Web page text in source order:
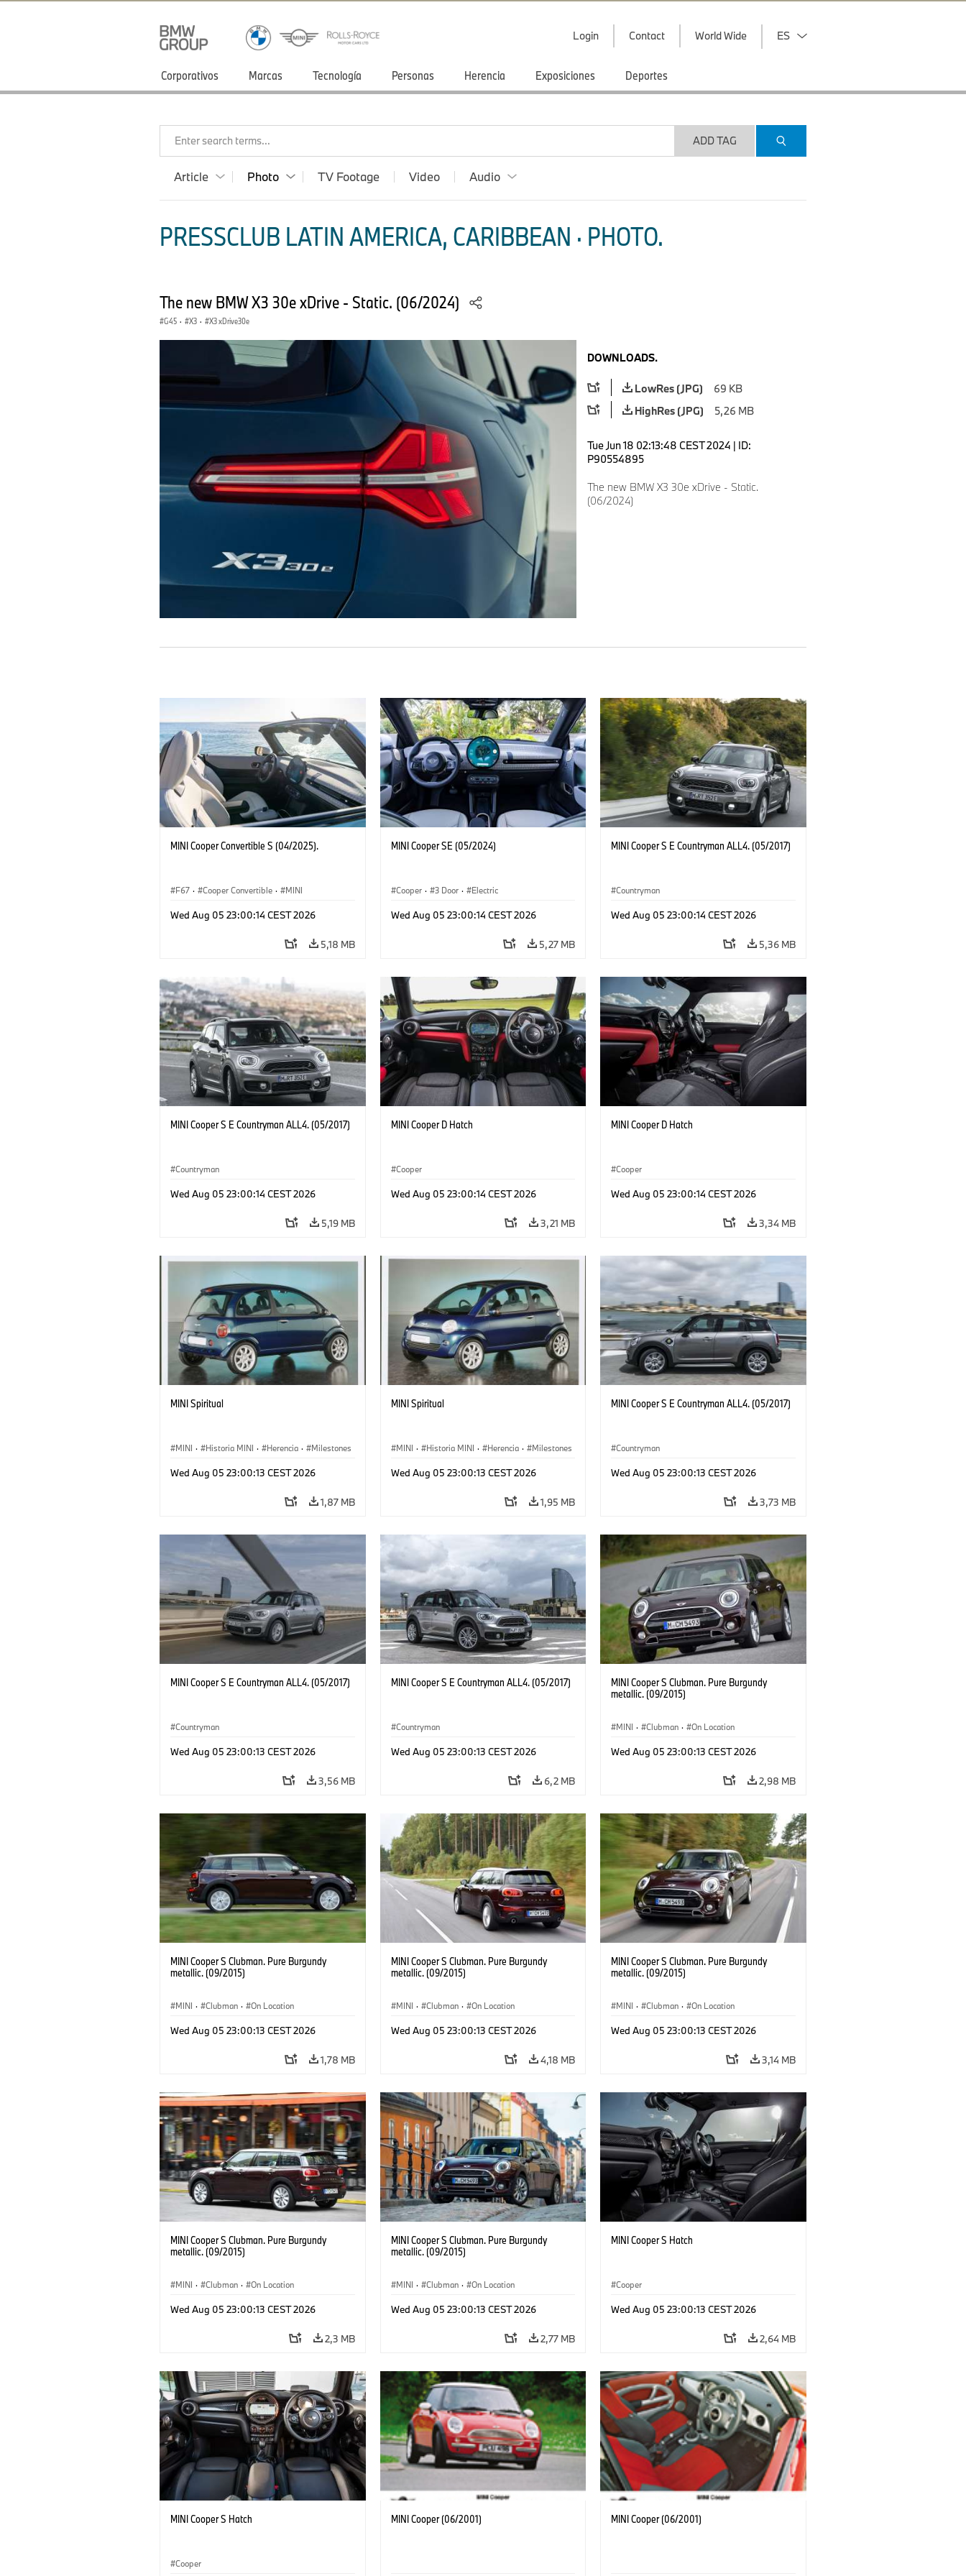
Login Contact World Wide ES
Corporativos Marcas Tecnología Personas Herencia Exposiciones Deportes
Enter search terms... ADD TAG
Article Photo TV Footage Video Audio
PRESSCLUB LATIN AMERICA, CARIBBEAN · PHOTO.
The new BMW X3 30e xDrive - Static. (06/2024)
G45 · X3 · X3 xDrive30e
DOWNLOADS.
LowRes (JPG)
69 KB
HighRes (JPG)
5,26 MB
Tue Jun 18 02:13:48 CEST 2024 | ID:
P90554895
The new BMW X3 30e xDrive - Static.
(06/2024)
MINI Cooper Convertible S (04/2025).
F67 · Cooper Convertible · MINI
Wed Aug 05 23:00:14 CEST 2026
5,18 MB
MINI Cooper SE (05/2024)
Cooper · 3 Door · Electric
Wed Aug 05 23:00:14 CEST 2026
5,27 MB
MINI Cooper S E Countryman ALL4. (05/2017)
Countryman
Wed Aug 05 23:00:14 CEST 2026
5,36 MB
MINI Cooper S E Countryman ALL4. (05/2017)
Countryman
Wed Aug 05 23:00:14 CEST 2026
5,19 MB
MINI Cooper D Hatch
Cooper
Wed Aug 05 23:00:14 CEST 2026
3,21 MB
MINI Cooper D Hatch
Cooper
Wed Aug 05 23:00:14 CEST 2026
3,34 MB
MINI Spiritual
MINI · Historia MINI · Herencia · Milestones
Wed Aug 05 23:00:13 CEST 2026
1,87 MB
MINI Spiritual
MINI · Historia MINI · Herencia · Milestones
Wed Aug 05 23:00:13 CEST 2026
1,95 MB
MINI Cooper S E Countryman ALL4. (05/2017)
Countryman
Wed Aug 05 23:00:13 CEST 2026
3,73 MB
MINI Cooper S E Countryman ALL4. (05/2017)
Countryman
Wed Aug 05 23:00:13 CEST 2026
3,56 MB
MINI Cooper S E Countryman ALL4. (05/2017)
Countryman
Wed Aug 05 23:00:13 CEST 2026
6,2 MB
MINI Cooper S Clubman. Pure Burgundy
metallic. (09/2015)
MINI · Clubman · On Location
Wed Aug 05 23:00:13 CEST 2026
2,98 MB
MINI Cooper S Clubman. Pure Burgundy
metallic. (09/2015)
MINI · Clubman · On Location
Wed Aug 05 23:00:13 CEST 2026
1,78 MB
MINI Cooper S Clubman. Pure Burgundy
metallic. (09/2015)
MINI · Clubman · On Location
Wed Aug 05 23:00:13 CEST 2026
4,18 MB
MINI Cooper S Clubman. Pure Burgundy
metallic. (09/2015)
MINI · Clubman · On Location
Wed Aug 05 23:00:13 CEST 2026
3,14 MB
MINI Cooper S Clubman. Pure Burgundy
metallic. (09/2015)
MINI · Clubman · On Location
Wed Aug 05 23:00:13 CEST 2026
2,3 MB
MINI Cooper S Clubman. Pure Burgundy
metallic. (09/2015)
MINI · Clubman · On Location
Wed Aug 05 23:00:13 CEST 2026
2,77 MB
MINI Cooper S Hatch
Cooper
Wed Aug 05 23:00:13 CEST 2026
2,64 MB
MINI Cooper S Hatch
Cooper
MINI Cooper (06/2001) MINI Cooper (06/2001)